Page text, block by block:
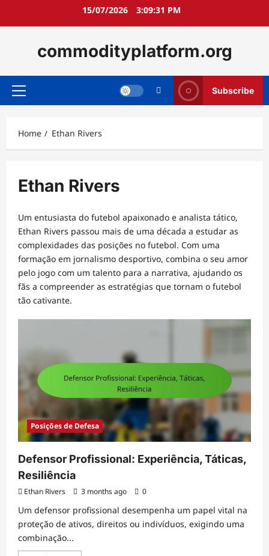
15/07/2026 3:09:32 PM
commodityplatform.org
Primary
Subscribe
Home Ethan Rivers
Ethan Rivers
Um entusiasta do futebol apaixonado e analista tático,
Ethan Rivers passou mais de uma década a estudar as
complexidades das posições no futebol. Com uma
formação em jornalismo desportivo, combina o seu amor
pelo jogo com um talento para a narrativa, ajudando os
fãs a compreender as estratégias que tornam o futebol
tão cativante.
Posições de Defesa
Defensor Profissional: Experiência, Táticas,
Resiliência
Ethan Rivers 3 months ago 0
Um defensor profissional desempenha um papel vital na
proteção de ativos, direitos ou indivíduos, exigindo uma
combinação...